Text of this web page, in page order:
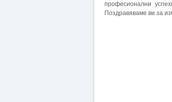
професионални
Поздравяваме ви за